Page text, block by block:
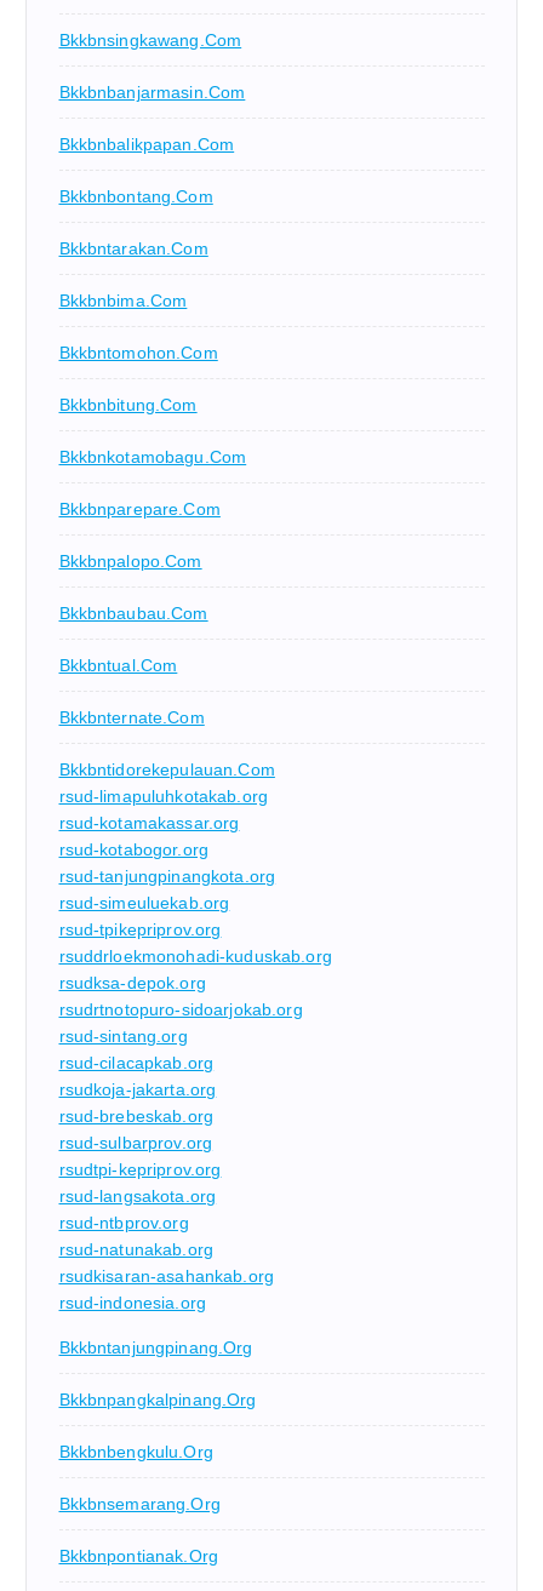
Bkkbnsingkawang.com
Bkkbnbanjarmasin.com
Bkkbnbalikpapan.com
Bkkbnbontang.com
Bkkbntarakan.com
Bkkbnbima.com
Bkkbntomohon.com
Bkkbnbitung.com
Bkkbnkotamobagu.com
Bkkbnparepare.com
Bkkbnpalopo.com
Bkkbnbaubau.com
Bkkbntual.com
Bkkbnternate.com
Bkkbntidorekepulauan.com
rsud-limapuluhkotakab.org
rsud-kotamakassar.org
rsud-kotabogor.org
rsud-tanjungpinangkota.org
rsud-simeuluekab.org
rsud-tpikepriprov.org
rsuddrloekmonohadi-kuduskab.org
rsudksa-depok.org
rsudrtnotopuro-sidoarjokab.org
rsud-sintang.org
rsud-cilacapkab.org
rsudkoja-jakarta.org
rsud-brebeskab.org
rsud-sulbarprov.org
rsudtpi-kepriprov.org
rsud-langsakota.org
rsud-ntbprov.org
rsud-natunakab.org
rsudkisaran-asahankab.org
rsud-indonesia.org
Bkkbntanjungpinang.org
Bkkbnpangkalpinang.org
Bkkbnbengkulu.org
Bkkbnsemarang.org
Bkkbnpontianak.org